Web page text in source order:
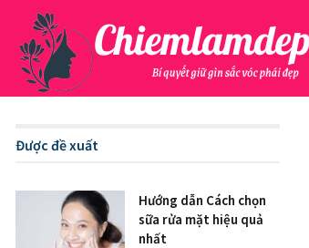
Được đề xuất
Hướng dẫn Cách chọn
sữa rửa mặt hiệu quả
nhất